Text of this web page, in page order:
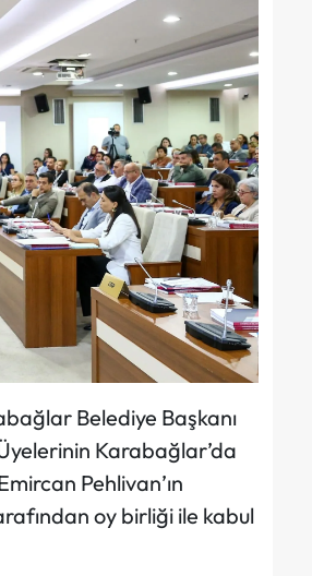
Belediye Başkanı
Karabağlar’da
Pehlivan’ın
oy birliği ile kabul